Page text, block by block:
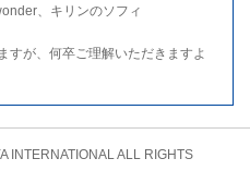
、キリンのソフィ
すが、何卒ご理解いただきますよ